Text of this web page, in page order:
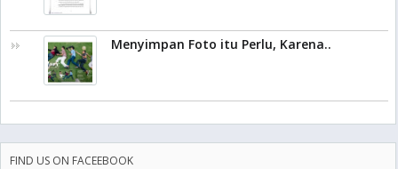
Menyimpan Foto itu Perlu, Karena..
FIND US ON FACEEBOOK